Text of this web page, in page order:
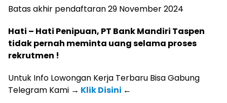
Batas akhir pendaftaran 29 November 2024
Hati – Hati Penipuan, PT Bank Mandiri Taspen
tidak pernah meminta uang selama proses
rekrutmen !
Untuk Info Lowongan Kerja Terbaru Bisa Gabung
Telegram Kami → Klik Disini ←